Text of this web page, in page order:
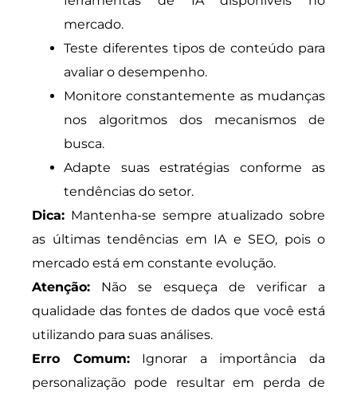
mercado.
Teste diferentes tipos de conteúdo para
avaliar o desempenho.
Monitore constantemente as mudanças
nos algoritmos dos mecanismos de
busca.
Adapte suas estratégias conforme as
tendências do setor.
Dica: Mantenha-se sempre atualizado sobre
as últimas tendências em IA e SEO, pois o
mercado está em constante evolução.
Atenção: Não se esqueça de verificar a
qualidade das fontes de dados que você está
utilizando para suas análises.
Erro Comum:Ignorar a importância da
personalização pode resultar em perda de